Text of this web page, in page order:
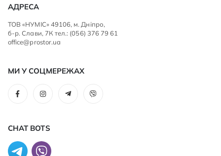
АДРЕСА
ТОВ «НУМІС» 49106, м. Дніпро,
б-р. Слави, 7К тел.: (056) 376 79 61
office@prostor.ua
МИ У СОЦМЕРЕЖАХ
CHAT BOTS